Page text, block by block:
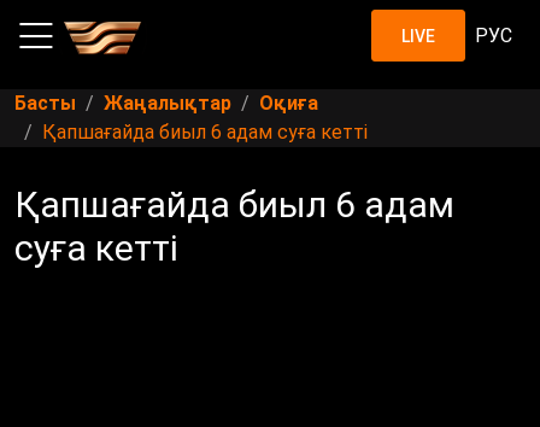
LIVE РУС
Басты Жаңалықтар
Оқиға
Қапшағайда биыл 6 адам суға кетті
Қапшағайда биыл 6 адам
суға кетті